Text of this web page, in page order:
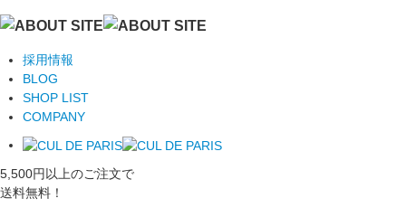
採用情報
BLOG
SHOP LIST
COMPANY
5,500円以上のご注文で
送料無料！